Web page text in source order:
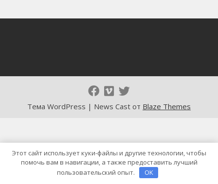
Тема WordPress | News Cast от Blaze Themes
Этот сайт использует куки-файлы и другие технологии, чтобы
помочь вам в навигации, а также предоставить лучший
пользовательский опыт.
OK